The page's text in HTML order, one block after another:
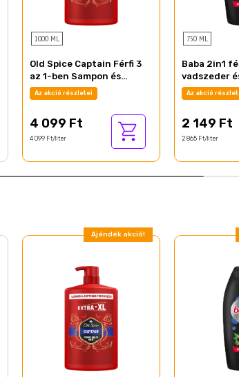
1000 ML
Old Spice Captain Férfi 3
az 1-ben Sampon és
Tusfürdő, 1000 ml
Az akció részletei
4 099 Ft
4 099 Ft/liter
750 ML
Baba 2in1
vadszeder
illat 750 ml
Az akció
2 149 Ft
2 865 Ft/liter
Ajándék akció!